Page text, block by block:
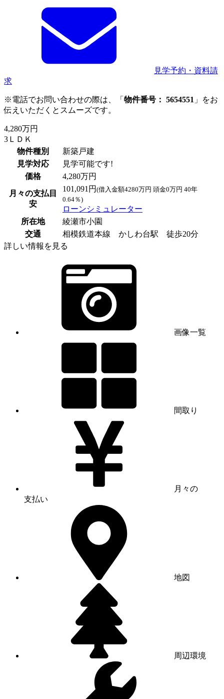
見学予約・資料請
求
※電話でお問い合わせの際は、「 物件番号： 5654551 」をお
伝えいただくとスムーズです。
4,280万円
3ＬＤＫ
物件種別
新築戸建
見学対応
見学可能です!
価格
4,280万円
月々の支払目
安
101,091円 (借入金額4280万円 頭金0万円 40年
0.64％)
ローンシミュレーター
所在地
綾瀬市小園
交通
相模鉄道本線 かしわ台駅 徒歩20分
詳しい情報を見る
画像一覧
間取り
月々の
支払い
地図
周辺環境